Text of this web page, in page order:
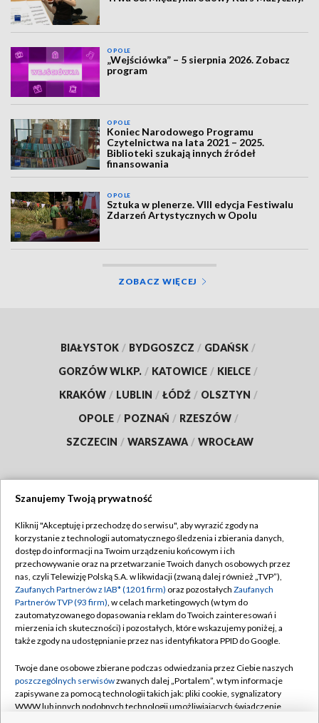
OPOLE
„Wejściówka” – 5 sierpnia 2026. Zobacz
program
OPOLE
Koniec Narodowego Programu
Czytelnictwa na lata 2021 – 2025.
Biblioteki szukają innych źródeł
finansowania
OPOLE
Sztuka w plenerze. VIII edycja Festiwalu
Zdarzeń Artystycznych w Opolu
ZOBACZ WIĘCEJ
BIAŁYSTOK / BYDGOSZCZ / GDAŃSK /
GORZÓW WLKP. / KATOWICE / KIELCE /
KRAKÓW / LUBLIN / ŁÓDŹ / OLSZTYN /
OPOLE / POZNAŃ / RZESZÓW /
SZCZECIN / WARSZAWA / WROCŁAW
TVP
Abonament TVP
Emisja w TVP
Centrum informacji TVP
Naziemna Telewizja Cyfrowa
Rada Programowa
System NOS
Regulamin TVP
Polityka prywatności
Moje zgody
Pomoc
Kontakt
Szanujemy Twoją prywatność
Kliknij "Akceptuję i przechodzę do serwisu", aby wyrazić zgody na
korzystanie z technologii automatycznego śledzenia i zbierania danych,
dostęp do informacji na Twoim urządzeniu końcowym i ich
przechowywanie oraz na przetwarzanie Twoich danych osobowych przez
nas, czyli Telewizję Polską S.A. w likwidacji (zwaną dalej również „TVP”),
Zaufanych Partnerów z IAB* (1201 firm) oraz pozostałych Zaufanych
Partnerów TVP (93 firm), w celach marketingowych (w tym do
zautomatyzowanego dopasowania reklam do Twoich zainteresowań i
mierzenia ich skuteczności) i pozostałych, które wskazujemy poniżej, a
także zgody na udostępnianie przez nas identyfikatora PPID do Google.
Twoje dane osobowe zbierane podczas odwiedzania przez Ciebie naszych
poszczególnych serwisówzwanych dalej „Portalem”, w tym informacje
zapisywane za pomocą technologii takich jak: pliki cookie, sygnalizatory
WWW lub innych podobnych technologii umożliwiających świadczenie